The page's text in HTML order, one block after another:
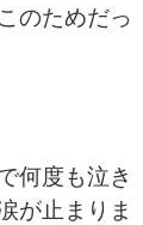
のためだっ
何度も泣き
が止まりま